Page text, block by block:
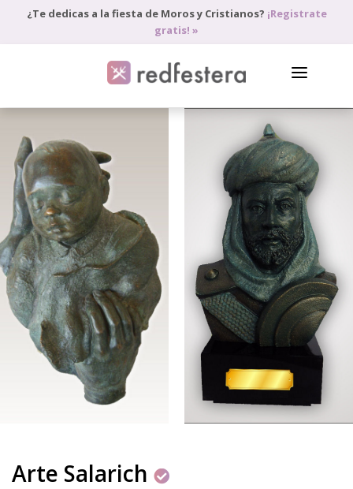
¿Te dedicas a la fiesta de Moros y Cristianos? ¡Registrate
gratis! »
PEDIR PRESUPUESTO
BLOG
ANÚNCIATE
ACCEDE
Arte Salarich